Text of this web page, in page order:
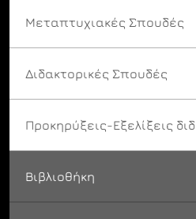
Μεταπτυχιακές Σπουδές
Διδακτορικές Σπουδές
Προκηρύξεις-Εξελίξεις
Βιβλιοθήκη